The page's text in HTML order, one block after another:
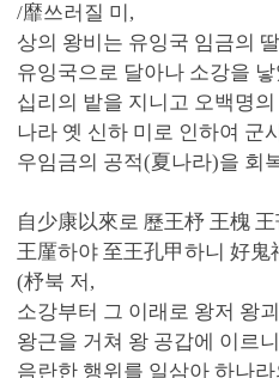
/靡쓰러질 미,
상의 왕비는 유잉국 임금의
유잉국으로 달아나 소강을
십리의 밭을 지니고 오백명
나라 옛 신하 미로 인하여 군
우임금의 공적(夏나라)을 회
自少康以來로 歷王杼 王槐
王厪하야 至王孔甲하니 好鬼
(杼북 저,
소강부터 그 이래로 왕저 왕
왕근을 거쳐 왕 공갑에 이르
음란한 행위를 일삼아 하나